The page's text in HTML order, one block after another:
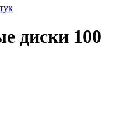
диски 100